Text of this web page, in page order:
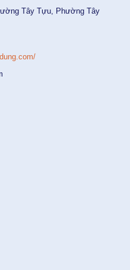
Tây Tựu, Phường Tây